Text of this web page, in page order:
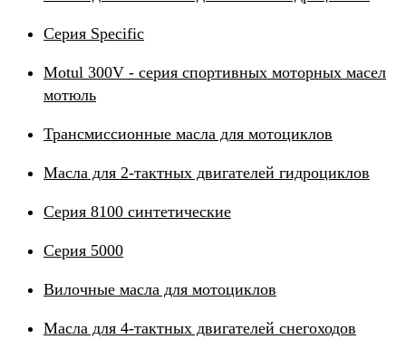
Серия Specific
Motul 300V - серия спортивных моторных масел
мотюль
Трансмиссионные масла для мотоциклов
Масла для 2-тактных двигателей гидроциклов
Серия 8100 синтетические
Серия 5000
Вилочные масла для мотоциклов
Масла для 4-тактных двигателей снегоходов